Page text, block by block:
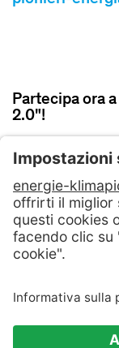
Partecipa ora
2.0"!
Condizzioni